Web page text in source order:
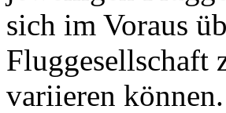
sich im Voraus
Fluggesellschaft
variieren können.